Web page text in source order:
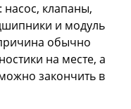
насос, клапаны,
и модуль
обычно
на месте, а
закончить в